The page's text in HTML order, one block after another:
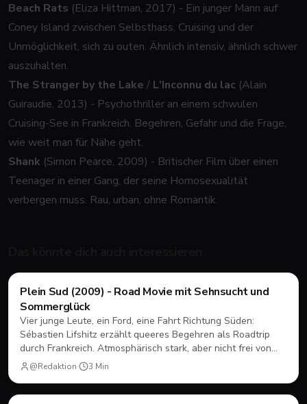
Beach Rats (Eliza Hittman, 2017) - Ein junger Mann auf
Coney Island zwischen Selbsthass, Cruising und der
Unmöglichkeit, sich zu outen. Ähnlich intensiv, ähnlich schwer
auszuhalten.
The Stranger by the Lake / L'Inconnu du lac (Alain
Guiraudie, 2013) - Psychothriller an einem schwulen
Cruising-See in Frankreich. Begehren, Gefahr und die Frage,
wie weit man für Nähe geht.
Shank (Simon Pearce, 2009) - Britischer Film über einen
Teenager in einer Gang, der seine Homosexualität
verbergen muss. Rau, urban, ohne Romantik.
Filme & Serien
Plein Sud (2009) - Road Movie mit Sehnsucht und
Sommerglück
Vier junge Leute, ein Ford, eine Fahrt Richtung Süden:
Sébastien Lifshitz erzählt queeres Begehren als Roadtrip
durch Frankreich. Atmosphärisch stark, aber nicht frei von
Längen.
@Redaktion· 3 Min